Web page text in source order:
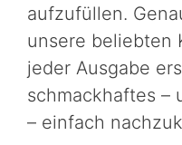
aufzufüllen.
unsere beliebten
jeder Ausgabe
schmackhaftes –
– einfach